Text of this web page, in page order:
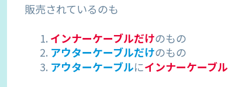
販売されているのも
インナーケーブルだけのもの
アウターケーブルだけのもの
アウターケーブルにインナーケーブル